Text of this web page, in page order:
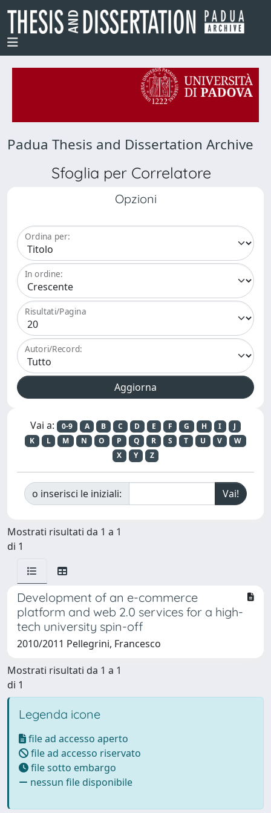
Padua Thesis and Dissertation Archive
Sfoglia per Correlatore
Opzioni
Ordina per:
In ordine:
Risultati/Pagina
Autori/Record:
Vai a: 0-9 A B C D E F G H I
J
K
L M N O P Q R S T U V
W
X
Y Z
o inserisci le iniziali:
Mostrati risultati da 1 a 1
di 1
Development of an e-commerce
platform and web 2.0 services for a high-
tech university spin-off
2010/2011 Pellegrini, Francesco
Mostrati risultati da 1 a 1
di 1
Legenda icone
file ad accesso aperto
file ad accesso riservato
file sotto embargo
nessun file disponibile